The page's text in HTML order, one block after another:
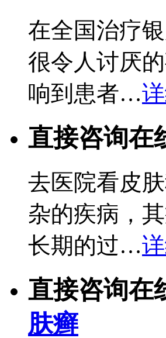
在全国治疗
很令人讨厌
响到患者…
直接咨询在
去医院看皮
杂的疾病，
长期的过…
直接咨询在
肤癣